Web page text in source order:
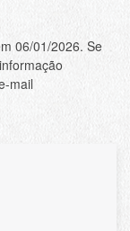
06/01/2026. Se
mail